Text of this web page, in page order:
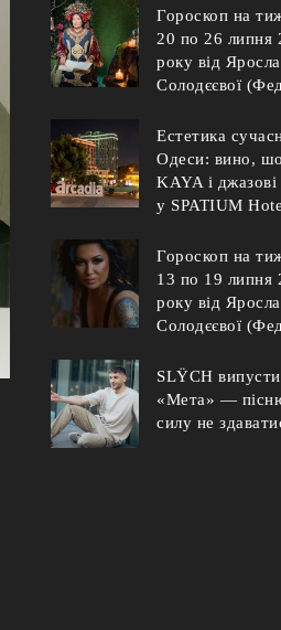
Гороскоп на
20 по 26 липня
року від
Солодєєвої
Естетика
Одеси: вино,
KAYA і
у SPATIUM
Гороскоп на
13 по 19 липня
року від
Солодєєвої
SLŸCH
«Мета» —
силу не